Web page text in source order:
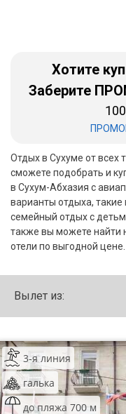
Хотите
Заберите
Отдых в Сухуме от всех
сможете подобрать и
в Сухум-Абхазия с
варианты отдыха, такие
семейный отдых с
также вы можете найти
отели по выгодной цене.
Вылет из:
3-я линия
галька
до пляжа 700 м
Хайнань
Занзибар
Абхазия
Большой Сочи
Кав Мин Воды
Экскурсионные туры
ТОП 10 недорогих
5*